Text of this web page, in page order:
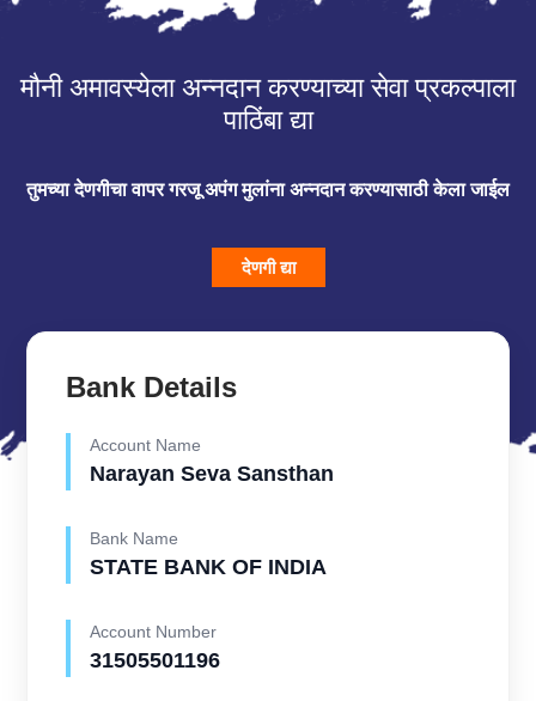
मौनी अमावस्येला अन्नदान करण्याच्या सेवा प्रकल्पाला
पाठिंबा द्या
तुमच्या देणगीचा वापर गरजू अपंग मुलांना अन्नदान करण्यासाठी केला जाईल
देणगी द्या
Bank Details
Account Name
Narayan Seva Sansthan
Bank Name
STATE BANK OF INDIA
Account Number
31505501196